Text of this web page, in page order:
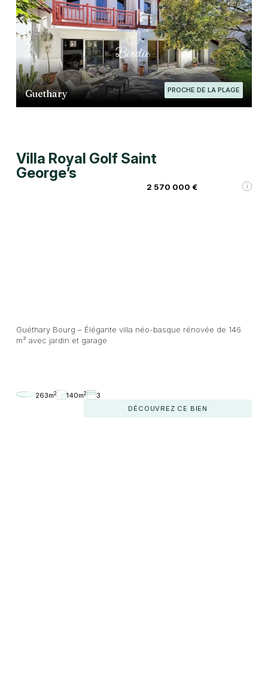
PROCHE DE LA PLAGE
Guethary
Villa Royal Golf Saint
George’s
2 570 000 €
Guéthary Bourg – Élégante villa néo-basque rénovée de 146
m² avec jardin et garage
263m2 140m2
3
DÉCOUVREZ CE BIEN